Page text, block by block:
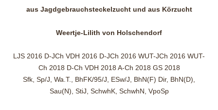
aus Jagdgebrauchsteckelzucht und aus Körzucht
Weertje-Lilith von Holschendorf
LJS 2016 D-JCh VDH 2016 D-JCh 2016 WUT-JCh 2016 WUT-
Ch 2018 D-Ch VDH 2018 A-Ch 2018 GS 2018
Sfk, Sp/J, Wa.T., BhFK/95/J, ESw/J, BhN(F) Dir, BhN(D),
Sau(N), StiJ, SchwhK, SchwhN, VpoSp